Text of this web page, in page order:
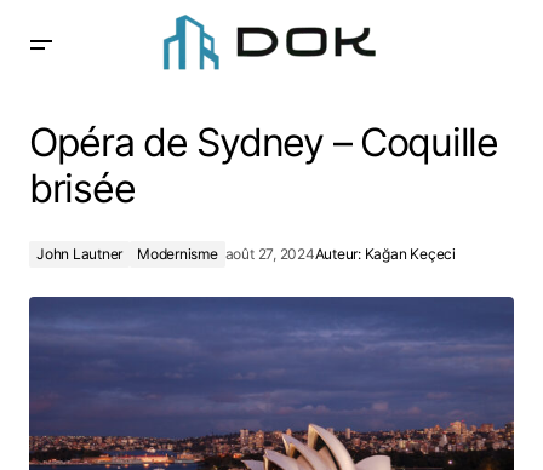
Opéra de Sydney – Coquille
brisée
John Lautner Modernisme août 27, 2024Auteur: Kağan Keçeci